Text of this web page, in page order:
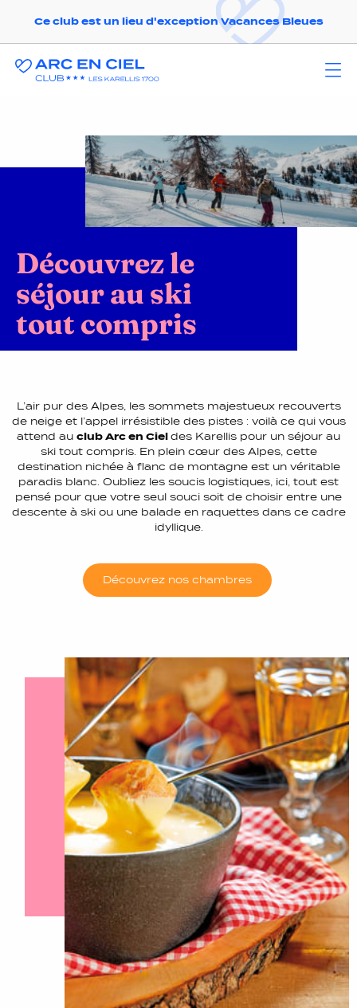
Ce club est un lieu d'exception Vacances Bleues
Découvrez le
séjour au ski
tout compris
L’air pur des Alpes, les sommets majestueux recouverts
de neige et l’appel irrésistible des pistes : voilà ce qui vous
attend au club Arc en Ciel des Karellis pour un séjour au
ski tout compris. En plein cœur des Alpes, cette
destination nichée à flanc de montagne est un véritable
paradis blanc. Oubliez les soucis logistiques, ici, tout est
pensé pour que votre seul souci soit de choisir entre une
descente à ski ou une balade en raquettes dans ce cadre
idyllique.
Découvrez nos chambres